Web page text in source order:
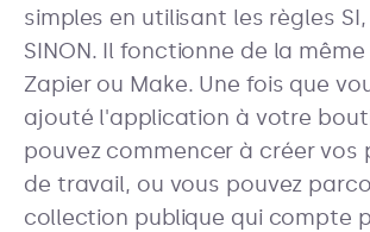
simples en utilisant les règles SI,
SINON. Il fonctionne de la
Zapier ou Make. Une fois que
ajouté l'application à votre
pouvez commencer à créer vos
de travail, ou vous pouvez
collection publique qui compte